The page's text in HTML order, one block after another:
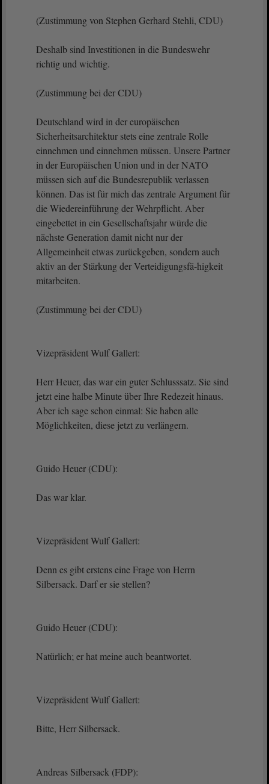
(Zustimmung von Stephen Gerhard Stehli, CDU)
Deshalb sind Investitionen in die Bundeswehr
richtig und wichtig.
(Zustimmung bei der CDU)
Deutschland wird in der europäischen
Sicherheitsarchitektur stets eine zentrale Rolle
einnehmen und einnehmen müssen. Unsere Partner
in der Europäischen Union und in der NATO
müssen sich auf die Bundesrepublik verlassen
können. Das ist für mich das zentrale Argument für
die Wiedereinführung der Wehrpflicht. Aber
eingebettet in ein Gesellschaftsjahr würde die
nächste Generation damit nicht nur der
Allgemeinheit etwas zurückgeben, sondern auch
aktiv an der Stärkung der Verteidigungsfä-higkeit
mitarbeiten.
(Zustimmung bei der CDU)
Vizepräsident Wulf Gallert:
Herr Heuer, das war ein guter Schlusssatz. Sie sind
jetzt eine halbe Minute über Ihre Redezeit hinaus.
Aber ich sage schon einmal: Sie haben alle
Möglichkeiten, diese jetzt zu verlängern.
Guido Heuer (CDU):
Das war klar.
Vizepräsident Wulf Gallert:
Denn es gibt erstens eine Frage von Herrn
Silbersack. Darf er sie stellen?
Guido Heuer (CDU):
Natürlich; er hat meine auch beantwortet.
Vizepräsident Wulf Gallert:
Bitte, Herr Silbersack.
Andreas Silbersack (FDP):